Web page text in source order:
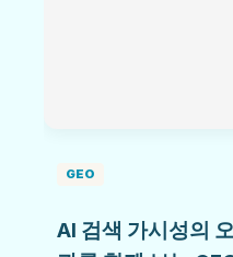
GEO
AI 검색 가시성의